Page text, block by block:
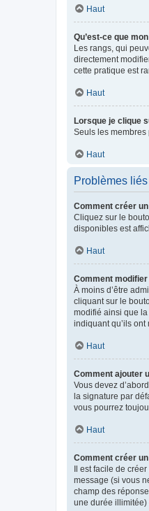
Haut
Qu’est-ce que
Les rangs, qui
directement
cette pratique est
Haut
Lorsque je clique
Seuls les membres
Haut
Problèmes
Comment créer
Cliquez sur le
disponibles est
Haut
Comment
À moins d’être
cliquant sur le
modifié ainsi que
indiquant qu’ils
Haut
Comment ajouter
Vous devez
la signature par
vous pourrez
Haut
Comment créer
Il est facile de
message (si vous
champ des
une durée illimitée)